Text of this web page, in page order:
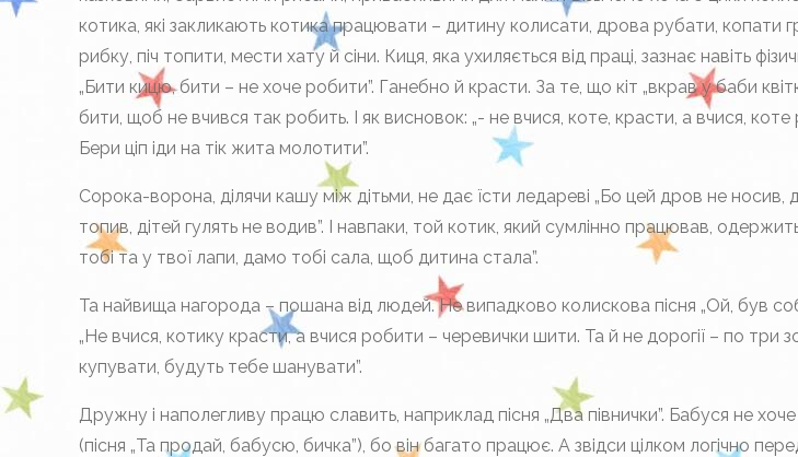
котика, які закликають котика працювати – дитину колисати, дрова рубати, копати
рибку, піч топити, мести хату й сіни. Киця, яка ухиляється від праці, зазнає навіть
„Бити кицю, бити – не хоче робити”. Ганебно й красти. За те, що кіт „вкрав у баби
бити, щоб не вчився так робить. І як висновок: „- не вчися, коте, красти, а вчися,
Бери ціп іди на тік жита молотити”.
Сорока-ворона, ділячи кашу між дітьми, не дає їсти ледареві „Бо цей дров не носив,
топив, дітей гулять не водив”. І навпаки, той котик, який сумлінно працював,
тобі та у твої лапи, дамо тобі сала, щоб дитина стала”.
Та найвища нагорода – пошана від людей. Не випадково колискова пісня „Ой, був
„Не вчися, котику красти, а вчися робити – черевички шити. Та й не дорогії – по три
купувати, будуть тебе шанувати”.
Дружну і наполегливу працю славить, наприклад пісня „Два півнички”. Бабуся не
(пісня „Та продай, бабусю, бичка”), бо він багато працює. А звідси цілком логічно